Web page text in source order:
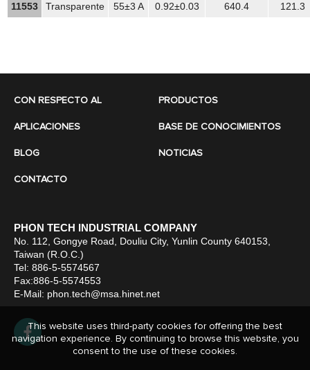
11553 Transparente 55±3 A 0.92±0.03 640.4 121.3
This website uses third-party cookies for offering the best
navigation experience. By continuing to browse this website, you
consent to the use of these cookies.
CON RESPECTO AL PRODUCTOS
APLICACIONES BASE DE CONOCIMIENTOS
BLOG NOTICIAS
CONTACTO
PHON TECH INDUSTRIAL COMPANY
No. 112, Gongye Road, Douliu City, Yunlin County 640153,
Taiwan (R.O.C.)
Tel: 886-5-5574567
Fax:886-5-5574553
E-Mail: phon.tech@msa.hinet.net